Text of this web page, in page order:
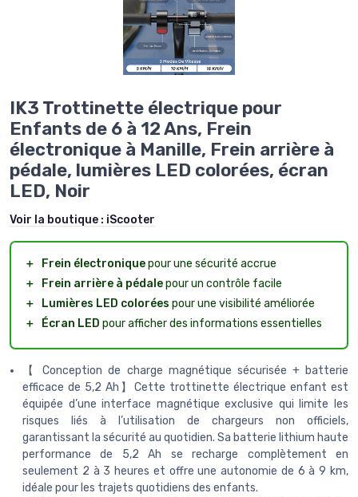
IK3 Trottinette électrique pour
Enfants de 6 à 12 Ans, Frein
électronique à Manille, Frein arrière à
pédale, lumières LED colorées, écran
LED, Noir
Voir la boutique : iScooter
＋ Frein électroniquepour une sécurité accrue
＋
Frein arrière à pédalepour un contrôle facile
＋
Lumières LED colorées pour une visibilité améliorée
＋
Écran LED pour afficher des informations essentielles
【 Conception de charge magnétique sécurisée + batterie
efficace de 5,2 Ah】Cette trottinette électrique enfant est
équipée d’une interface magnétique exclusive qui limite les
risques liés à l’utilisation de chargeurs non officiels,
garantissant la sécurité au quotidien. Sa batterie lithium haute
performance de 5,2 Ah se recharge complètement en
seulement 2 à 3 heures et offre une autonomie de 6 à 9 km,
idéale pour les trajets quotidiens des enfants.